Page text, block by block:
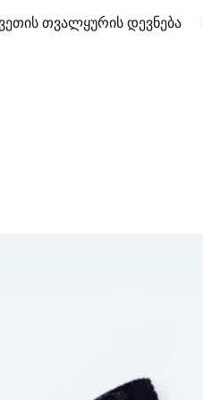
თვალყურის დევნება